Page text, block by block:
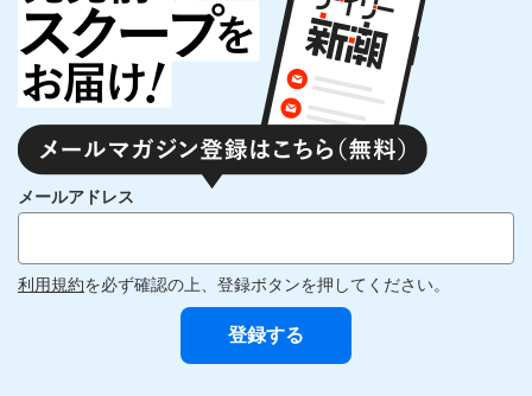
メールアドレス
利用規約を必ず確認の上、登録ボタンを押してください。